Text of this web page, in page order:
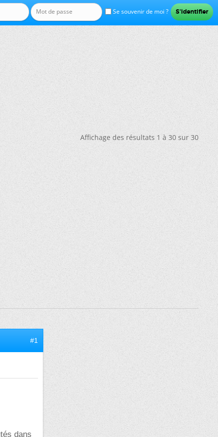
Se souvenir de moi ?
Affichage des résultats 1 à 30 sur 30
#1
dans